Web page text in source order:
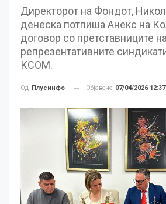
Директорот на Фондот,
денеска потпиша Анекс на
договор со претставниците на
репрезентативните
КСОМ.
Од Плусинфо Објавено 07/04/2026